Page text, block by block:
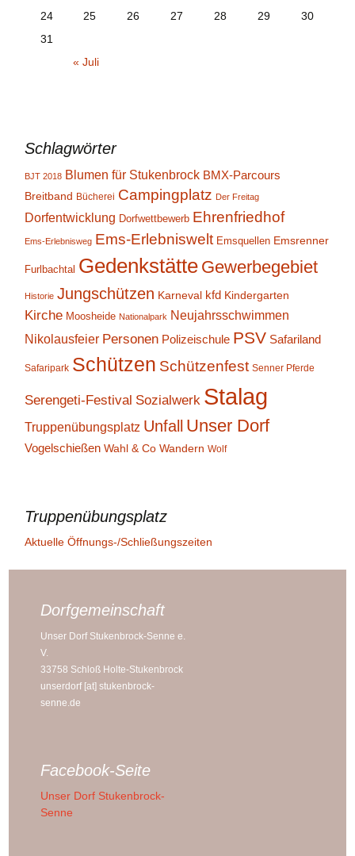
24
25 26 27 28 29
30
31
« Juli
Schlagwörter
BJT 2018 Blumen für Stukenbrock BMX-Parcours
Breitband Bücherei Campingplatz Der Freitag
Dorfentwicklung Dorfwettbewerb Ehrenfriedhof
Ems-Erlebnisweg Ems-Erlebniswelt Emsquellen Emsrenner
Furlbachtal Gedenkstätte Gewerbegebiet
Historie Jungschützen Karneval kfd Kindergarten
Kirche Moosheide Nationalpark Neujahrsschwimmen
Nikolausfeier Personen Polizeischule PSV Safariland
Safaripark Schützen Schützenfest Senner Pferde
Serengeti-Festival Sozialwerk Stalag
Truppenübungsplatz Unfall Unser Dorf
Vogelschießen Wahl & Co Wandern Wolf
Truppenübungsplatz
Aktuelle Öffnungs-/Schließungszeiten
Dorfgemeinschaft
Unser Dorf Stukenbrock-Senne e.
V.
33758 Schloß Holte-Stukenbrock
unserdorf [at] stukenbrock-
senne.de
Facebook-Seite
Unser Dorf Stukenbrock-
Senne